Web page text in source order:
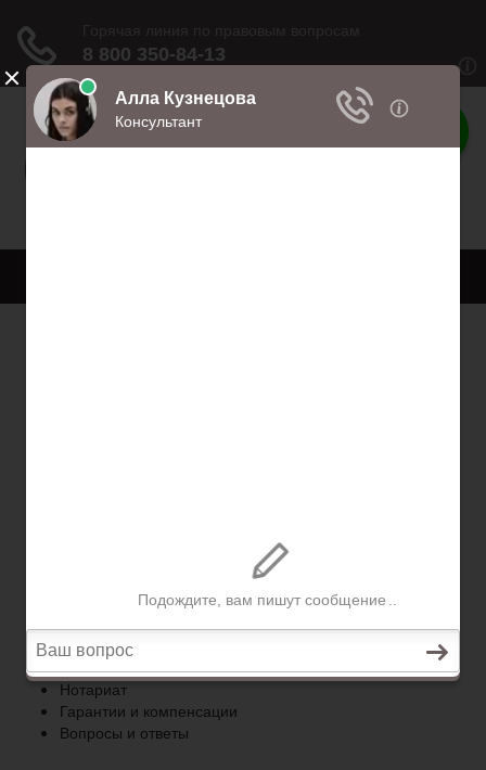
Права
Главная
Право собственности
Регистрация автомобиля
Нотариат
Гарантии и компенсации
Вопросы и ответы